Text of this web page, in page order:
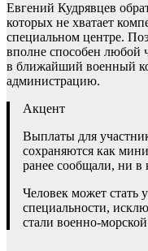
Евгений Кудрявцев
которых не хватает
специальном центре.
вполне способен любой
в ближайший военный
администрацию.
Акцент
Выплаты для
сохраняются как
ранее сообщали, ни в
Человек может
специальности,
стали военно-